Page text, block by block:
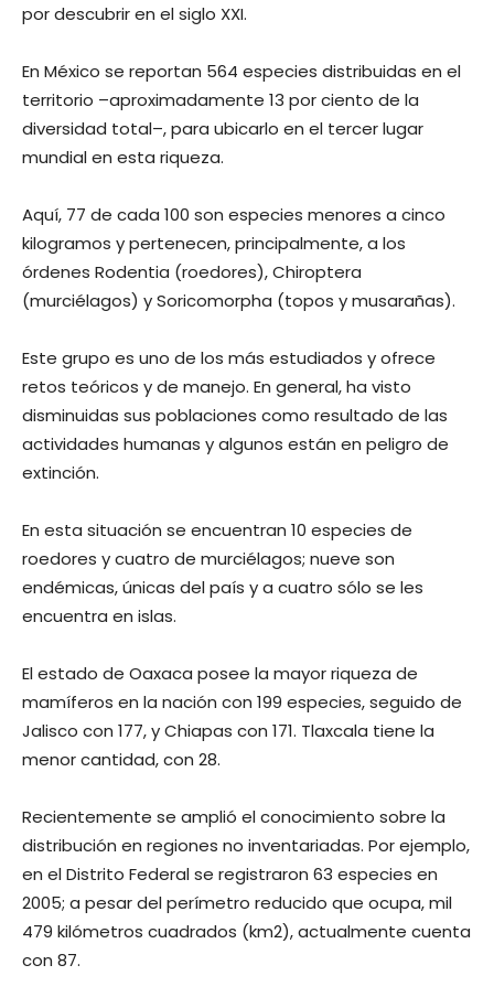
por descubrir en el siglo XXI.
En México se reportan 564 especies distribuidas en el
territorio –aproximadamente 13 por ciento de la
diversidad total–, para ubicarlo en el tercer lugar
mundial en esta riqueza.
Aquí, 77 de cada 100 son especies menores a cinco
kilogramos y pertenecen, principalmente, a los
órdenes Rodentia (roedores), Chiroptera
(murciélagos) y Soricomorpha (topos y musarañas).
Este grupo es uno de los más estudiados y ofrece
retos teóricos y de manejo. En general, ha visto
disminuidas sus poblaciones como resultado de las
actividades humanas y algunos están en peligro de
extinción.
En esta situación se encuentran 10 especies de
roedores y cuatro de murciélagos; nueve son
endémicas, únicas del país y a cuatro sólo se les
encuentra en islas.
El estado de Oaxaca posee la mayor riqueza de
mamíferos en la nación con 199 especies, seguido de
Jalisco con 177, y Chiapas con 171. Tlaxcala tiene la
menor cantidad, con 28.
Recientemente se amplió el conocimiento sobre la
distribución en regiones no inventariadas. Por ejemplo,
en el Distrito Federal se registraron 63 especies en
2005; a pesar del perímetro reducido que ocupa, mil
479 kilómetros cuadrados (km2), actualmente cuenta
con 87.